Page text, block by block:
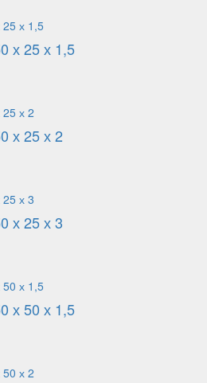
х 25 х 1,5
х 25 х 2
х 25 х 3
х 50 х 1,5